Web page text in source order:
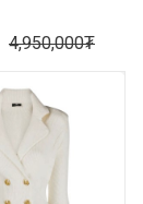
4,950,000₮